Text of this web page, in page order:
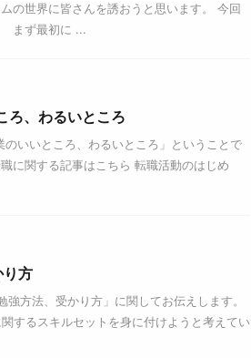
の世界に皆さんを誘おうと思います。 今回
まず最初に ...
ろ、わるいところ
いいところ、わるいところ」ということで
に関する記事はこちら 転職活動のはじめ
り方
方法、受かり方」に関してお伝えします。
するスキルセットを身に付けようと考えてい